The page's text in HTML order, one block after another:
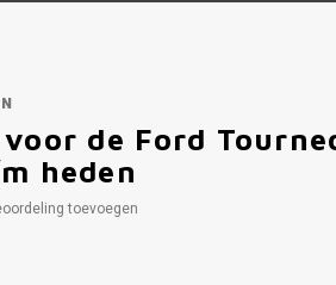
de Ford
heden
toevoegen